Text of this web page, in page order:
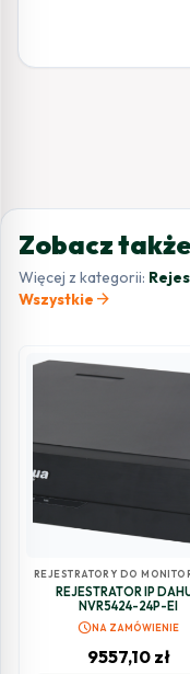
Zobacz także
Więcej z kategorii:
Wszystkie arrow_forward
REJESTRATORY DO
REJESTRATOR IP
NVR5424-24P-EI
scheduleNA ZAMÓWIENIE
9557,10 zł